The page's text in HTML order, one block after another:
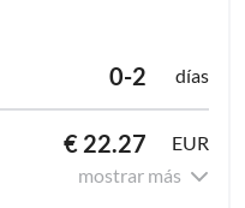
0-2 días
€ 22.27
EUR
mostrar más